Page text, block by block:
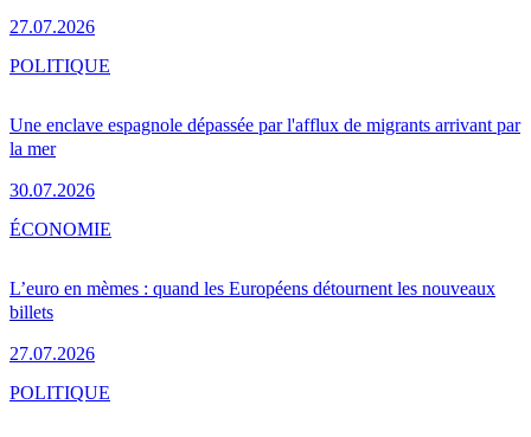
27.07.2026
Une enclave espagnole dépassée par l'afflux de migrants arrivant par
la mer
30.07.2026
POLITIQUE
L’euro en mèmes : quand les Européens détournent les nouveaux
billets
27.07.2026
ÉCONOMIE
POLITIQUE